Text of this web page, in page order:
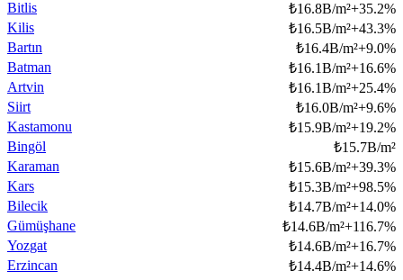
Bitlis
₺16.8B/m²+35.2%
Kilis
₺16.5B/m²+43.3%
Bartın
₺16.4B/m²+9.0%
Batman
₺16.1B/m²+16.6%
Artvin
₺16.1B/m²+25.4%
Siirt
₺16.0B/m²+9.6%
Kastamonu
₺15.9B/m²+19.2%
Bingöl
₺15.7B/m²
Karaman
₺15.6B/m²+39.3%
Kars
₺15.3B/m²+98.5%
Bilecik
₺14.7B/m²+14.0%
Gümüşhane
₺14.6B/m²+116.7%
Yozgat
₺14.6B/m²+16.7%
Erzincan
₺14.4B/m²+14.6%